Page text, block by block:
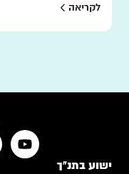
לקריאה
ישוע בתנ"ך